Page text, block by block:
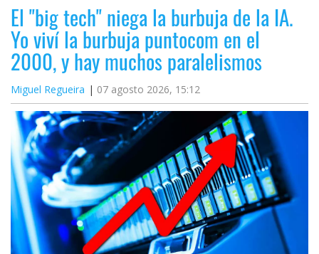
El "big tech" niega la burbuja de la IA.
Yo viví la burbuja puntocom en el
2000, y hay muchos paralelismos
Miguel Regueira 07 agosto 2026, 15:12